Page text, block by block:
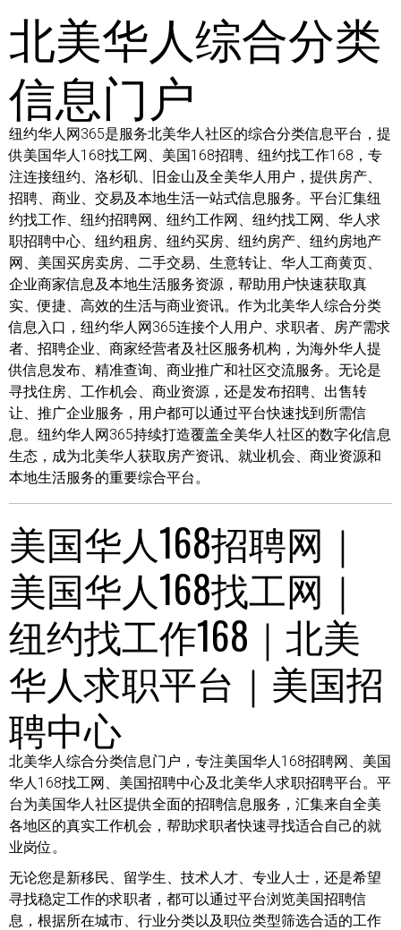
北美华人综合分类
信息门户
纽约华人网365是服务北美华人社区的综合分类信息平台，提
供美国华人168找工网、美国168招聘、纽约找工作168，专
注连接纽约、洛杉矶、旧金山及全美华人用户，提供房产、
招聘、商业、交易及本地生活一站式信息服务。平台汇集纽
约找工作、纽约招聘网、纽约工作网、纽约找工网、华人求
职招聘中心、纽约租房、纽约买房、纽约房产、纽约房地产
网、美国买房卖房、二手交易、生意转让、华人工商黄页、
企业商家信息及本地生活服务资源，帮助用户快速获取真
实、便捷、高效的生活与商业资讯。作为北美华人综合分类
信息入口，纽约华人网365连接个人用户、求职者、房产需求
者、招聘企业、商家经营者及社区服务机构，为海外华人提
供信息发布、精准查询、商业推广和社区交流服务。无论是
寻找住房、工作机会、商业资源，还是发布招聘、出售转
让、推广企业服务，用户都可以通过平台快速找到所需信
息。纽约华人网365持续打造覆盖全美华人社区的数字化信息
生态，成为北美华人获取房产资讯、就业机会、商业资源和
本地生活服务的重要综合平台。
美国华人168招聘网｜
美国华人168找工网｜
纽约找工作168｜北美
华人求职平台｜美国招
聘中心
北美华人综合分类信息门户，专注美国华人168招聘网、美国
华人168找工网、美国招聘中心及北美华人求职招聘平台。平
台为美国华人社区提供全面的招聘信息服务，汇集来自全美
各地区的真实工作机会，帮助求职者快速寻找适合自己的就
业岗位。
无论您是新移民、留学生、技术人才、专业人士，还是希望
寻找稳定工作的求职者，都可以通过平台浏览美国招聘信
息，根据所在城市、行业分类以及职位类型筛选合适的工作